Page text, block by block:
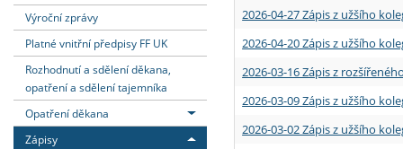
Absolventi fakulty
Vyjíždějící zaměstnanci
Výroční zprávy
Platné vnitřní předpisy FF UK
Rozhodnutí a sdělení děkana,
opatření a sdělení tajemníka
Opatření děkana
Zápisy
2026-04-27 Zápis z užšího
2026-04-20 Zápis z užšího
2026-03-16 Zápis z
2026-03-09 Zápis z užšího
2026-03-02 Zápis z užšího